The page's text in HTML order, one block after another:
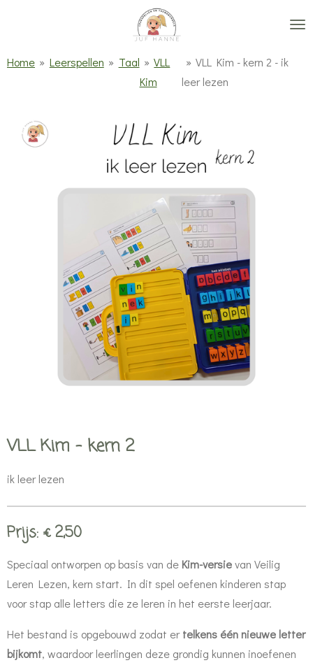
Home » Leerspellen » Taal » VLL
Kim
» VLL Kim - kern 2 - ik
leer lezen
VLL Kim - kern 2
ik leer lezen
Prijs: € 2,50
Speciaal ontworpen op basis van de Kim-versievan Veilig
Leren Lezen, kern start. In dit spel oefenen kinderen stap
voor stap alle letters die ze leren in het eerste leerjaar.
Het bestand is opgebouwd zodat er telkens één nieuwe letter
bijkomt, waardoor leerlingen deze grondig kunnen inoefenen